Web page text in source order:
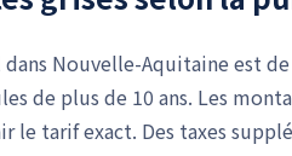
Nouvelle-Aquitaine est
de plus de 10 ans. Les
le tarif exact. Des taxes